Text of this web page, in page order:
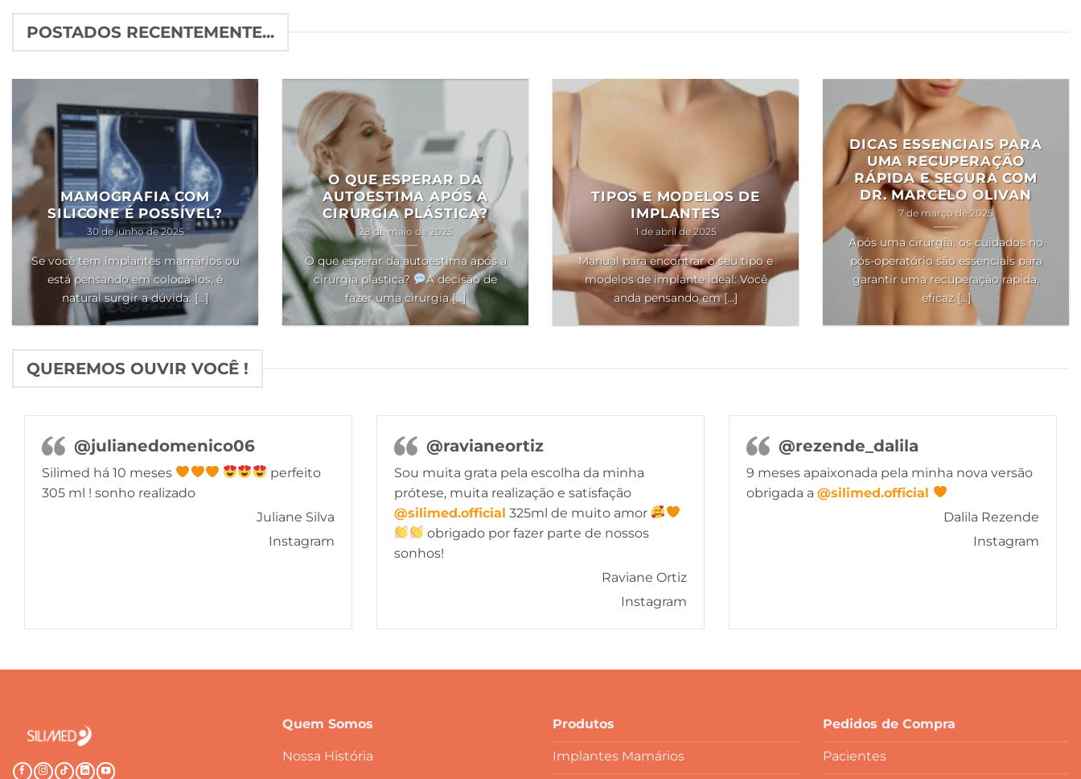
POSTADOS RECENTEMENTE...
MAMOGRAFIA COM
SILICONE É POSSÍVEL?
30 de junho de 2025
Se você tem implantes mamários ou
está pensando em colocá-los, é
natural surgir a dúvida: [...]
O QUE ESPERAR DA
AUTOESTIMA APÓS A
CIRURGIA PLÁSTICA?
28 de maio de 2025
O que esperar da autoestima após a
cirurgia plástica?
A decisão de
fazer uma cirurgia [...]
TIPOS E MODELOS DE
IMPLANTES
1 de abril de 2025
Manual para encontrar o seu tipo e
modelos de implante ideal: Você
anda pensando em [...]
DICAS ESSENCIAIS PARA
UMA RECUPERAÇÃO
RÁPIDA E SEGURA COM
DR. MARCELO OLIVAN
7 de março de 2025
Após uma cirurgia, os cuidados no
pós-operatório são essenciais para
garantir uma recuperação rápida,
eficaz [...]
QUEREMOS OUVIR VOCÊ !
@julianedomenico06
Silimed há 10 meses
perfeito
305 ml ! sonho realizado
Juliane Silva
Instagram
@ravianeortiz
Sou muita grata pela escolha da minha
prótese, muita realização e satisfação
@silimed.official 325ml de muito amor
obrigado por fazer parte de nossos
sonhos!
Raviane Ortiz
Instagram
@rezende_dalila
9 meses apaixonada pela minha nova versão
obrigada a@silimed.official
Dalila Rezende
Instagram
Quem Somos
Nossa História
Produtos
Implantes Mamários
Pedidos de Compra
Pacientes